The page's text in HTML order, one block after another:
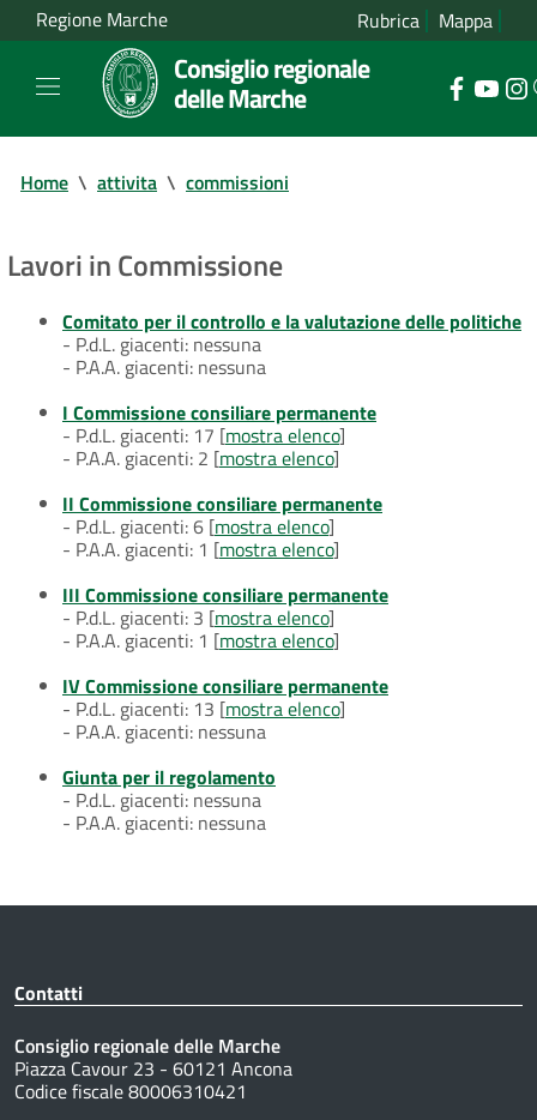
Regione Marche Rubrica Mappa
Consiglio regionale
delle Marche
Home \ attivita \ commissioni
Lavori in Commissione
Comitato per il controllo e la valutazione delle politiche
- P.d.L. giacenti: nessuna
- P.A.A. giacenti: nessuna
I Commissione consiliare permanente
- P.d.L. giacenti: 17 [mostra elenco]
- P.A.A. giacenti: 2 [mostra elenco]
II Commissione consiliare permanente
- P.d.L. giacenti: 6 [mostra elenco]
- P.A.A. giacenti: 1 [mostra elenco]
III Commissione consiliare permanente
- P.d.L. giacenti: 3 [mostra elenco]
- P.A.A. giacenti: 1 [mostra elenco]
IV Commissione consiliare permanente
- P.d.L. giacenti: 13 [mostra elenco]
- P.A.A. giacenti: nessuna
Giunta per il regolamento
- P.d.L. giacenti: nessuna
- P.A.A. giacenti: nessuna
Contatti
Consiglio regionale delle Marche
Piazza Cavour 23 - 60121 Ancona
Codice fiscale 80006310421